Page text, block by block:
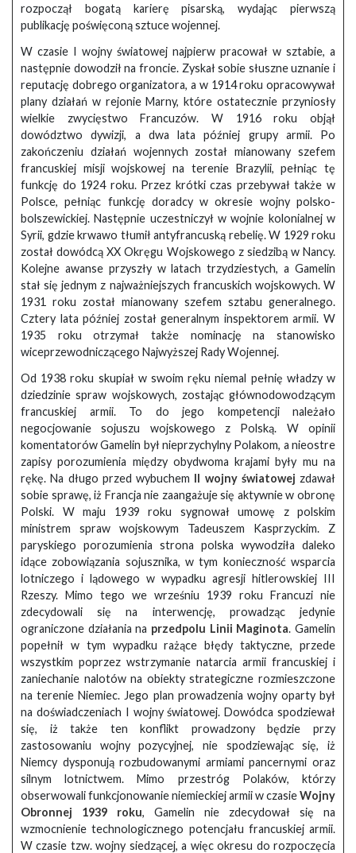
rozpoczął bogatą karierę pisarską, wydając pierwszą
publikację poświęconą sztuce wojennej.
W czasie I wojny światowej najpierw pracował w sztabie, a
następnie dowodził na froncie. Zyskał sobie słuszne uznanie i
reputację dobrego organizatora, a w 1914 roku opracowywał
plany działań w rejonie Marny, które ostatecznie przyniosły
wielkie zwycięstwo Francuzów. W 1916 roku objął
dowództwo dywizji, a dwa lata później grupy armii. Po
zakończeniu działań wojennych został mianowany szefem
francuskiej misji wojskowej na terenie Brazylii, pełniąc tę
funkcję do 1924 roku. Przez krótki czas przebywał także w
Polsce, pełniąc funkcję doradcy w okresie wojny polsko-
bolszewickiej. Następnie uczestniczył w wojnie kolonialnej w
Syrii, gdzie krwawo tłumił antyfrancuską rebelię. W 1929 roku
został dowódcą XX Okręgu Wojskowego z siedzibą w Nancy.
Kolejne awanse przyszły w latach trzydziestych, a Gamelin
stał się jednym z najważniejszych francuskich wojskowych. W
1931 roku został mianowany szefem sztabu generalnego.
Cztery lata później został generalnym inspektorem armii. W
1935 roku otrzymał także nominację na stanowisko
wiceprzewodniczącego Najwyższej Rady Wojennej.
Od 1938 roku skupiał w swoim ręku niemal pełnię władzy w
dziedzinie spraw wojskowych, zostając głównodowodzącym
francuskiej armii. To do jego kompetencji należało
negocjowanie sojuszu wojskowego z Polską. W opinii
komentatorów Gamelin był nieprzychylny Polakom, a nieostre
zapisy porozumienia między obydwoma krajami były mu na
rękę. Na długo przed wybuchem II wojny światowej zdawał
sobie sprawę, iż Francja nie zaangażuje się aktywnie w obronę
Polski. W maju 1939 roku sygnował umowę z polskim
ministrem spraw wojskowym Tadeuszem Kasprzyckim. Z
paryskiego porozumienia strona polska wywodziła daleko
idące zobowiązania sojusznika, w tym konieczność wsparcia
lotniczego i lądowego w wypadku agresji hitlerowskiej III
Rzeszy. Mimo tego we wrześniu 1939 roku Francuzi nie
zdecydowali się na interwencję, prowadząc jedynie
ograniczone działania na przedpolu Linii Maginota. Gamelin
popełnił w tym wypadku rażące błędy taktyczne, przede
wszystkim poprzez wstrzymanie natarcia armii francuskiej i
zaniechanie nalotów na obiekty strategiczne rozmieszczone
na terenie Niemiec. Jego plan prowadzenia wojny oparty był
na doświadczeniach I wojny światowej. Dowódca spodziewał
się, iż także ten konflikt prowadzony będzie przy
zastosowaniu wojny pozycyjnej, nie spodziewając się, iż
Niemcy dysponują rozbudowanymi armiami pancernymi oraz
silnym lotnictwem. Mimo przestróg Polaków, którzy
obserwowali funkcjonowanie niemieckiej armii w czasieWojny
Obronnej 1939 roku, Gamelin nie zdecydował się na
wzmocnienie technologicznego potencjału francuskiej armii.
W czasie tzw. wojny siedzącej, a więc okresu do rozpoczęcia